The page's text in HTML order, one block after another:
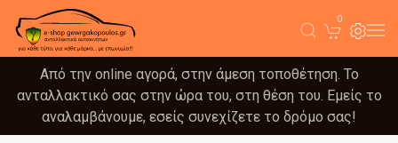
0
Από την online αγορά, στην άμεση τοποθέτηση. Το
ανταλλακτικό σας στην ώρα του, στη θέση του. Εμείς το
αναλαμβάνουμε, εσείς συνεχίζετε το δρόμο σας!